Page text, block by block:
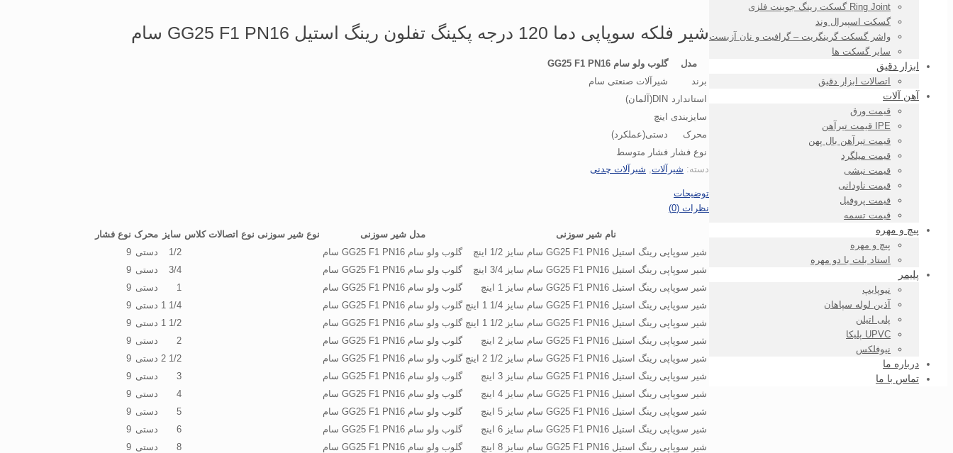
Ring Joint گسکت رینگ جوینت فلزی
گسکت اسپیرال وند
واشر گسکت گرینگریت – گرافیت و نان آزبست
سایر گسکت ها
ابزار دقیق
اتصالات ابزار دقیق
آهن آلات
قیمت ورق
IPE قیمت تیرآهن
قیمت تیرآهن بال پهن
قیمت میلگرد
قیمت نبشی
قیمت ناودانی
قیمت پروفیل
قیمت تسمه
پیچ و مهره
پیچ و مهره
استاد بلت با دو مهره
پلیمر
نیوپایپ
آذین لوله سپاهان
پلی اتیلن
UPVC پلیکا
نیوفلکس
درباره ما
تماس با ما
شیر فلکه سوپاپی دما 120 درجه پکینگ تفلون رینگ استیل GG25 F1 PN16 سام
مدل
گلوب ولو سام GG25 F1 PN16
برند
شیرآلات صنعتی سام
استاندارد DIN(آلمان)
سایزبندی اینچ
محرک
دستی(عملکرد)
نوع فشار فشار متوسط
دسته: شیرآلات شیرآلات چدنی
توضیحات
نظرات (0)
نام شیر سوزنی مدل شیر سوزنی نوع شیر سوزنی نوع اتصالات کلاس سایز محرک نوع فشار
شیر سوپاپی رینگ استیل GG25 F1 PN16 سام سایز 1/2 اینچ
گلوب ولو سام GG25 F1 PN16 سام 1/2 دستی 9
شیر سوپاپی رینگ استیل GG25 F1 PN16 سام سایز 3/4 اینچ
گلوب ولو سام GG25 F1 PN16 سام 3/4 دستی 9
شیر سوپاپی رینگ استیل GG25 F1 PN16 سام سایز 1 اینچ
گلوب ولو سام GG25 F1 PN16 سام 1 دستی 9
شیر سوپاپی رینگ استیل GG25 F1 PN16 سام سایز 1/4 1 اینچ
گلوب ولو سام GG25 F1 PN16 سام 1/4 1 دستی 9
شیر سوپاپی رینگ استیل GG25 F1 PN16 سام سایز 1/2 1 اینچ
گلوب ولو سام GG25 F1 PN16 سام 1/2 1 دستی 9
شیر سوپاپی رینگ استیل GG25 F1 PN16 سام سایز 2 اینچ
گلوب ولو سام GG25 F1 PN16 سام 2 دستی 9
شیر سوپاپی رینگ استیل GG25 F1 PN16 سام سایز 1/2 2 اینچ
گلوب ولو سام GG25 F1 PN16 سام 1/2 2 دستی 9
شیر سوپاپی رینگ استیل GG25 F1 PN16 سام سایز 3 اینچ
گلوب ولو سام GG25 F1 PN16 سام 3 دستی 9
شیر سوپاپی رینگ استیل GG25 F1 PN16 سام سایز 4 اینچ
گلوب ولو سام GG25 F1 PN16 سام 4 دستی 9
شیر سوپاپی رینگ استیل GG25 F1 PN16 سام سایز 5 اینچ
گلوب ولو سام GG25 F1 PN16 سام 5 دستی 9
شیر سوپاپی رینگ استیل GG25 F1 PN16 سام سایز 6 اینچ
گلوب ولو سام GG25 F1 PN16 سام 6 دستی 9
شیر سوپاپی رینگ استیل GG25 F1 PN16 سام سایز 8 اینچ
گلوب ولو سام GG25 F1 PN16 سام 8 دستی 9